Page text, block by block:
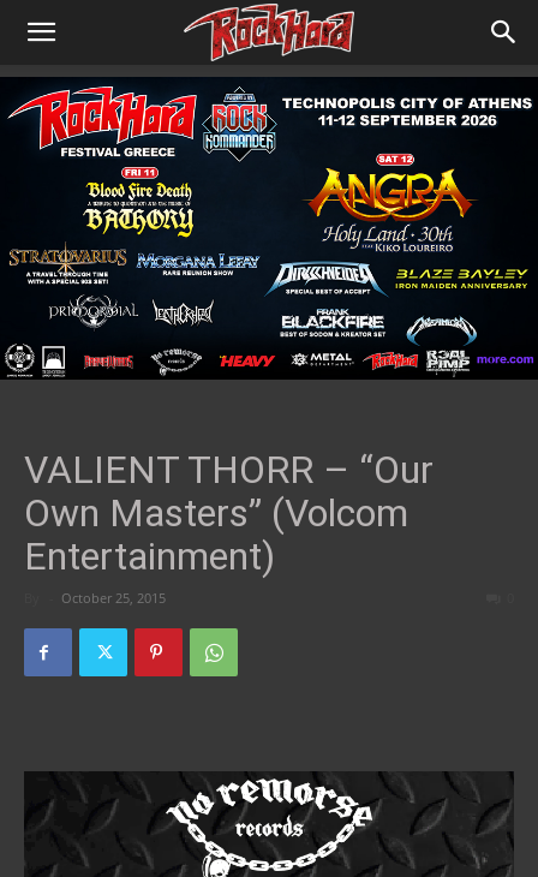
VALIENT THORR – “Our
Own Masters” (Volcom
Entertainment)
October 25, 2015